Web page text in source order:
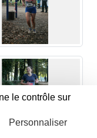
CONNEXION
le contrôle sur
Personnaliser